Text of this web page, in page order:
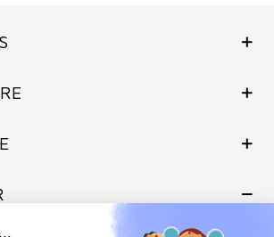
à notre Newsletter et recevez en